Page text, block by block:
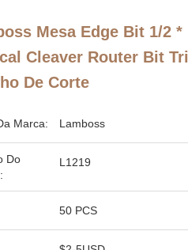
Mesa Edge Bit 1/2 *
Cleaver Router Bit
De Corte
Marca: Lamboss
Do
L1219
50 PCS